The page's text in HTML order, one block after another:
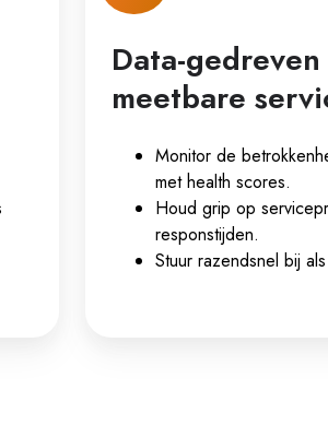
Data-
meetbare
Monitor de
met health scores.
Houd grip op
responstijden.
Stuur razendsnel bij